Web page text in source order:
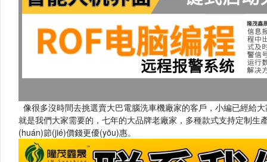
像很多沒時間去挑選賣大巴電腦洗車機廠家的客戶，小編已經給
就是我們大家需要的，七年的大品牌老廠家，多種款式支持定
(huán)節(jié)價錢更優(yōu)惠。